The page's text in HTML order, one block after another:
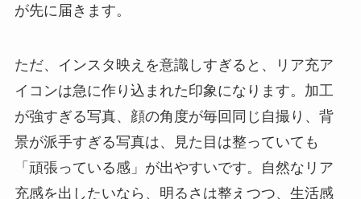
が先に届きます。
ただ、インスタ映えを意識しすぎると、リア充ア
イコンは急に作り込まれた印象になります。加工
が強すぎる写真、顔の角度が毎回同じ自撮り、背
景が派手すぎる写真は、見た目は整っていても
「頑張っている感」が出やすいです。自然なリア
充感を出したいなら、明るさは整えつつ、生活感